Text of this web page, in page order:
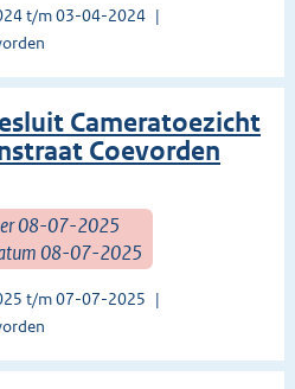
t/m 03-04-2024
Cameratoezicht
Coevorden
08-07-2025
08-07-2025
t/m 07-07-2025